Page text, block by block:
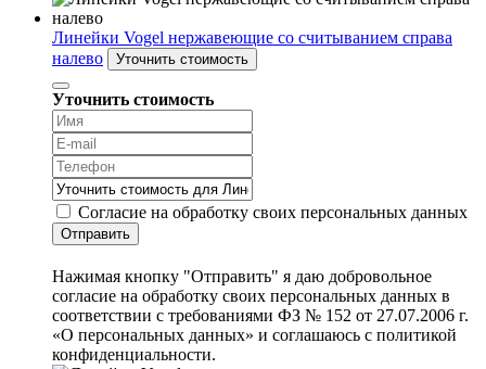
Линейки Vogel нержавеющие со считыванием справа
налево
Уточнить стоимость
Уточнить стоимость
Согласие на обработку своих персональных данных
Отправить
Нажимая кнопку "Отправить" я даю добровольное
согласие на обработку своих персональных данных в
соответствии с требованиями ФЗ № 152 от 27.07.2006 г.
«О персональных данных» и соглашаюсь с политикой
конфиденциальности.